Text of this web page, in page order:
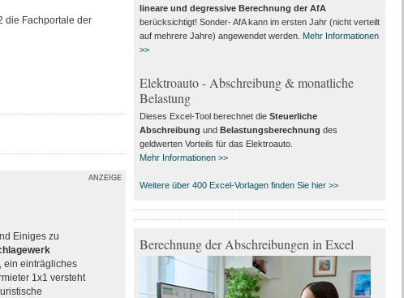
die Fachportale der
ANZEIGE
Einiges zu
ein einträgliches
1x1 versteht
lineare und degressive Berechnung der AfA
berücksichtigt! Sonder- AfA kann im ersten Jahr (nicht verteilt
auf mehrere Jahre) angewendet werden. Mehr Informationen
>>
Elektroauto - Abschreibung & monatliche
Belastung
Dieses Excel-Tool berechnet die Steuerliche
Abschreibung und Belastungsberechnung des
geldwerten Vorteils für das Elektroauto.
Mehr Informationen >>
Weitere über 400 Excel-Vorlagen finden Sie hier >>
Berechnung der Abschreibungen in Excel